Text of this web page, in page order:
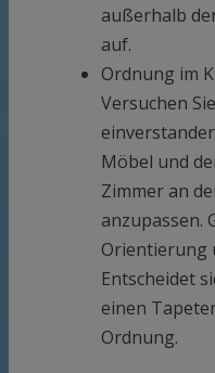
außerhalb
auf.
Ordnung im
Versuchen
Möbel und
Zimmer an
anzupassen.
Orientierung
Entscheidet
einen
Ordnung.